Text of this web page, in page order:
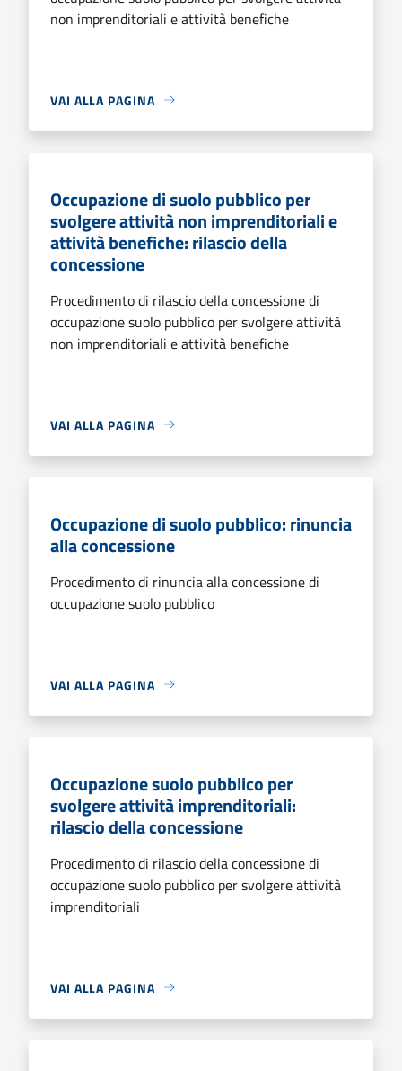
non imprenditoriali e attività benefiche
VAI ALLA PAGINA
Occupazione di suolo pubblico per
svolgere attività non imprenditoriali e
attività benefiche: rilascio della
concessione
Procedimento di rilascio della concessione di
occupazione suolo pubblico per svolgere attività
non imprenditoriali e attività benefiche
VAI ALLA PAGINA
Occupazione di suolo pubblico: rinuncia
alla concessione
Procedimento di rinuncia alla concessione di
occupazione suolo pubblico
VAI ALLA PAGINA
Occupazione suolo pubblico per
svolgere attività imprenditoriali:
rilascio della concessione
Procedimento di rilascio della concessione di
occupazione suolo pubblico per svolgere attività
imprenditoriali
VAI ALLA PAGINA